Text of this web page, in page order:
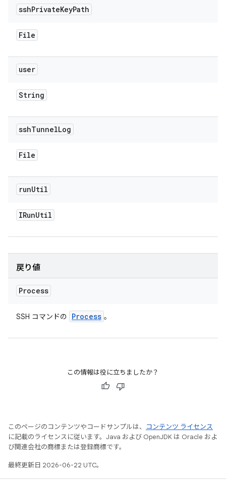
sshPrivateKeyPath
File
user
String
sshTunnelLog
File
runUtil
IRunUtil
戻り値
Process
SSH コマンドの Process 。
この情報は役に立ちましたか？
このページのコンテンツやコードサンプルは、
コンテンツ ライセンス
に記載のライセンスに従います。Java および OpenJDK は Oracle およ
び関連会社の商標または登録商標です。
最終更新日 2026-06-22 UTC。